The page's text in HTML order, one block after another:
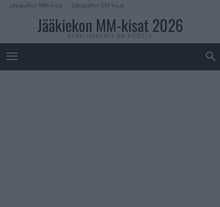
Jalkapallon MM-kisat Jalkapallon EM-kisat
Jääkiekon MM-kisat 2026
KAIKKI JÄÄKIEKON MM-KISOISTA